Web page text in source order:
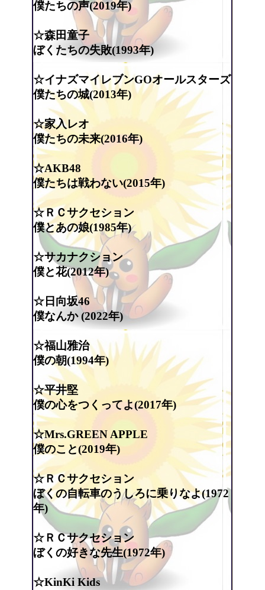
僕たちの声(2019年)
☆森田童子
ぼくたちの失敗(1993年)
☆イナズマイレブンGOオールスターズ
僕たちの城(2013年)
☆家入レオ
僕たちの未来(2016年)
☆AKB48
僕たちは戦わない(2015年)
☆ＲＣサクセション
僕とあの娘(1985年)
☆サカナクション
僕と花(2012年)
☆日向坂46
僕なんか (2022年)
☆福山雅治
僕の朝(1994年)
☆平井堅
僕の心をつくってよ(2017年)
☆Mrs.GREEN APPLE
僕のこと(2019年)
☆ＲＣサクセション
ぼくの自転車のうしろに乗りなよ(1972
年)
☆ＲＣサクセション
ぼくの好きな先生(1972年)
☆KinKi Kids